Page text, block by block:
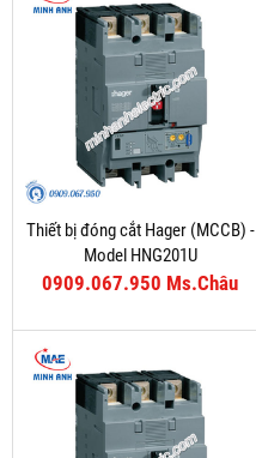
Thiết bị đóng cắt Hager (MCCB) -
Model HNG201U
0909.067.950 Ms.Châu